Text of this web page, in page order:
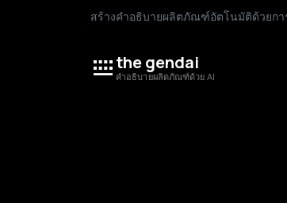
สร้างคำอธิบายผลิตภัณฑ์อัตโนมัติด้วยก
the gendai
คำอธิบายผลิตภัณฑ์ด้วย AI